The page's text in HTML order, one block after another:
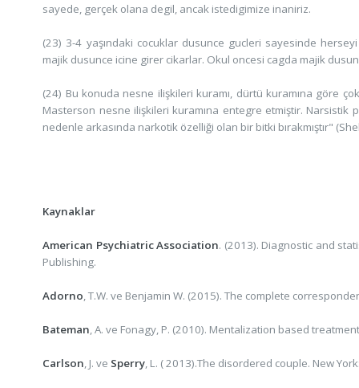
sayede, gerçek olana degil, ancak istedigimize inaniriz.
(23) 3-4 yaşındaki cocuklar dusunce gucleri sayesinde
majik dusunce icine girer cikarlar. Okul oncesi cagda majik
(24) Bu konuda nesne ilişkileri kuramı, dürtü kuramına göre
Masterson nesne ilişkileri kuramına entegre etmiştir. Narsistik
nedenle arkasında narkotik özelliği olan bir bitki bırakmıştır"
Kaynaklar
American Psychiatric Association. (2013). Diagnostic and
Publishing.
Adorno, T.W. ve Benjamin W. (2015). The complete
Bateman, A. ve Fonagy, P. (2010). Mentalization based
Carlson, J. ve Sperry, L. ( 2013).The disordered couple. New